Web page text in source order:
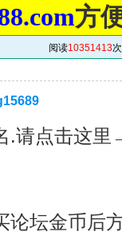
方
阅读10351413
.请点击这
论坛金币后